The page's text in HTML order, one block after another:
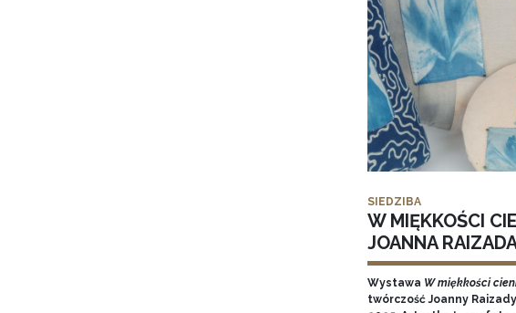
SIEDZIBA
W MIĘKKOŚCI
JOANNA
Wystawa W miękkości
twórczość Joanny